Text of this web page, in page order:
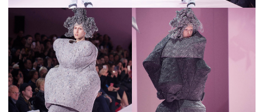
MAGAZINE
SPUR 2026 JULY